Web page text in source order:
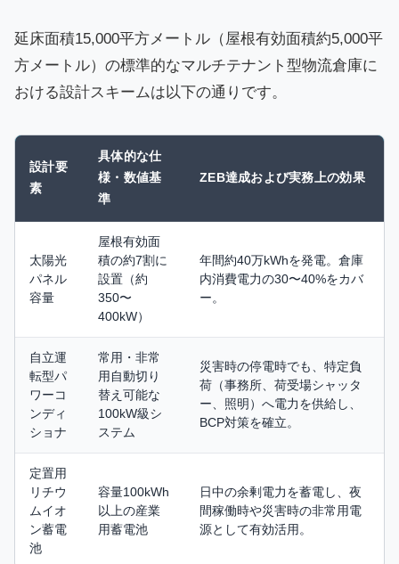
延床面積15,000平方メートル（屋根有効面積約5,000平
方メートル）の標準的なマルチテナント型物流倉庫に
おける設計スキームは以下の通りです。
設計要
素
具体的な仕
様・数値基
準
ZEB達成および実務上の効果
太陽光
パネル
容量
屋根有効面
積の約7割に
設置（約
350〜
400kW）
年間約40万kWhを発電。倉庫
内消費電力の30〜40%をカバ
ー。
自立運
転型パ
ワーコ
ンディ
ショナ
常用・非常
用自動切り
替え可能な
100kW級シ
ステム
災害時の停電時でも、特定負
荷（事務所、荷受場シャッタ
ー、照明）へ電力を供給し、
BCP対策を確立。
定置用
リチウ
ムイオ
ン蓄電
池
容量100kWh
以上の産業
用蓄電池
日中の余剰電力を蓄電し、夜
間稼働時や災害時の非常用電
源として有効活用。